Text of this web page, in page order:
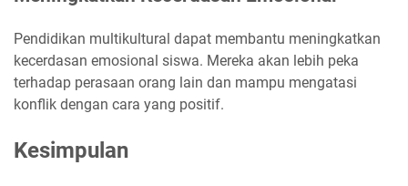
Pendidikan multikultural dapat membantu meningkatkan
kecerdasan emosional siswa. Mereka akan lebih peka
terhadap perasaan orang lain dan mampu mengatasi
konflik dengan cara yang positif.
Kesimpulan